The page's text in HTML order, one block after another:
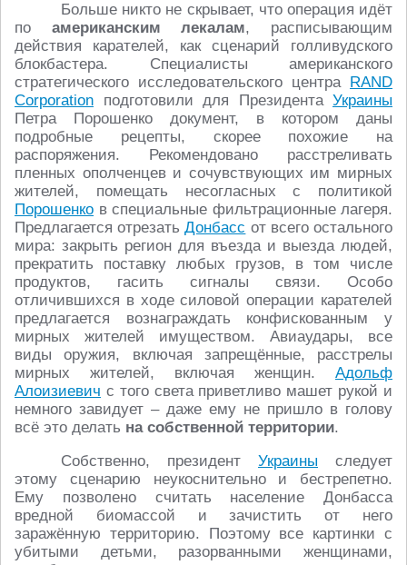
Больше никто не скрывает, что операция идёт
по американским лекалам, расписывающим
действия карателей, как сценарий голливудского
блокбастера. Специалисты американского
стратегического исследовательского центра RAND
Corporation подготовили для Президента Украины
Петра Порошенко документ, в котором даны
подробные рецепты, скорее похожие на
распоряжения. Рекомендовано расстреливать
пленных ополченцев и сочувствующих им мирных
жителей, помещать несогласных с политикой
Порошенко в специальные фильтрационные лагеря.
Предлагается отрезатьДонбасс от всего остального
мира: закрыть регион для въезда и выезда людей,
прекратить поставку любых грузов, в том числе
продуктов, гасить сигналы связи. Особо
отличившихся в ходе силовой операции карателей
предлагается вознаграждать конфискованным у
мирных жителей имуществом. Авиаудары, все
виды оружия, включая запрещённые, расстрелы
мирных жителей, включая женщин. Адольф
Алоизиевич с того света приветливо машет рукой и
немного завидует – даже ему не пришло в голову
всё это делать на собственной территории.
Собственно, президент Украины следует
этому сценарию неукоснительно и бестрепетно.
Ему позволено считать население Донбасса
вредной биомассой и зачистить от него
заражённую территорию. Поэтому все картинки с
убитыми детьми, разорванными женщинами,